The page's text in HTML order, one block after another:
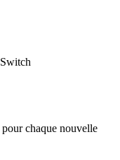
chaque nouvelle